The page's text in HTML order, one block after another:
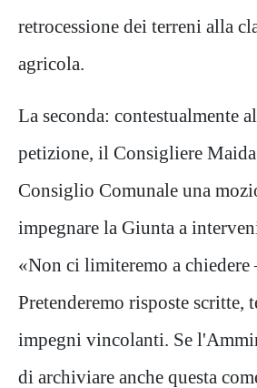
retrocessione dei terreni alla
agricola.
La seconda: contestualmente
petizione, il Consigliere Maida
Consiglio Comunale una
impegnare la Giunta a
«Non ci limiteremo a chiedere
Pretenderemo risposte scritte,
impegni vincolanti. Se
di archiviare anche questa